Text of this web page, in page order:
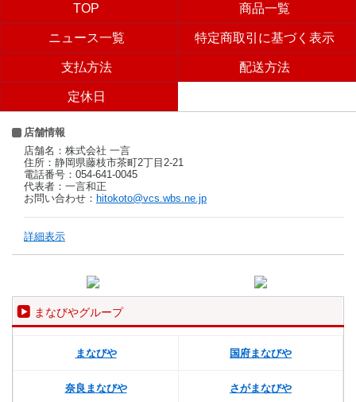
TOP 商品一覧
ニュース一覧 特定商取引に基づく表示
支払方法 配送方法
定休日
店舗情報
店舗名：株式会社 一言
住所：静岡県藤枝市茶町2丁目2-21
電話番号：054-641-0045
代表者：一言和正
お問い合わせ： hitokoto@vcs.wbs.ne.jp
詳細表示
まなびやグループ
まなびや 国府まなびや
奈良まなびや さがまなびや